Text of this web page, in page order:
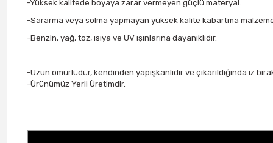
-Yüksek kalitede boyaya zarar vermeyen güçlü materyal.
-Sararma veya solma yapmayan yüksek kalite kabartma
-Benzin, yağ, toz, ısıya ve UV ışınlarına dayanıklıdır.
-Uzun ömürlüdür, kendinden yapışkanlıdır ve çıkarıldığında iz
-Ürünümüz Yerli Üretimdir.